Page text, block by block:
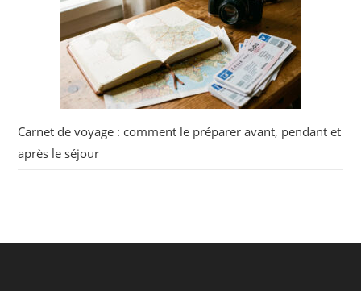
Carnet de voyage : comment le préparer avant, pendant et
après le séjour